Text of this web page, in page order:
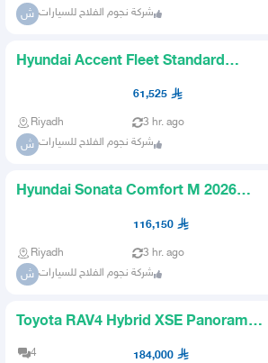
ش شركة نجوم الفلاح للسيارات
Hyundai Accent Fleet Standard
61,525
Riyadh 3 hr. ago
ش شركة نجوم الفلاح للسيارات
Hyundai Sonata Comfort M 2026
116,150
Riyadh 3 hr. ago
ش شركة نجوم الفلاح للسيارات
Toyota RAV4 Hybrid XSE Panorama
M 2026 Saudi
4 184,000